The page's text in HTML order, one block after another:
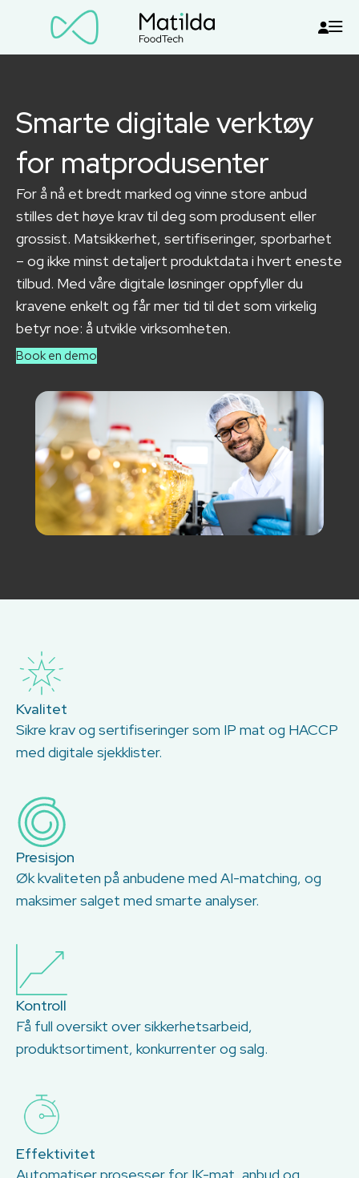
Smarte digitale verktøy
for matprodusenter
For å nå et bredt marked og vinne store anbud
stilles det høye krav til deg som produsent eller
grossist. Matsikkerhet, sertifiseringer, sporbarhet
– og ikke minst detaljert produktdata i hvert eneste
tilbud. Med våre digitale løsninger oppfyller du
kravene enkelt og får mer tid til det som virkelig
betyr noe: å utvikle virksomheten.
Book en demo
Kvalitet
Sikre krav og sertifiseringer som IP mat og HACCP
med digitale sjekklister.
Presisjon
Øk kvaliteten på anbudene med AI-matching, og
maksimer salget med smarte analyser.
Kontroll
Få full oversikt over sikkerhetsarbeid,
produktsortiment, konkurrenter og salg.
Effektivitet